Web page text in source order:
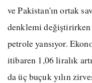
ve Pakistan'ın ortak
denklemi değiştirirken
petrole yansıyor.
itibaren 1,06 liralık
da üç buçuk yılın